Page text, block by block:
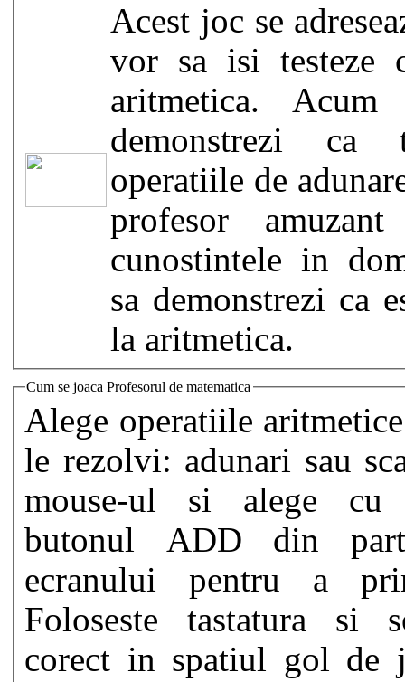
Acest joc se
vor sa isi testeze
aritmetica.
demonstrezi
operatiile de
profesor
cunostintele in
sa demonstrezi ca
la aritmetica.
Cum se joaca Profesorul de matematica
Alege operatiile
le rezolvi: adunari sau
mouse-ul si alege cu
butonul ADD din
ecranului pentru a
Foloseste tastatura si
corect in spatiul gol de